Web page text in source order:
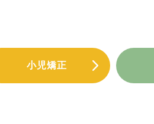
小児矯正